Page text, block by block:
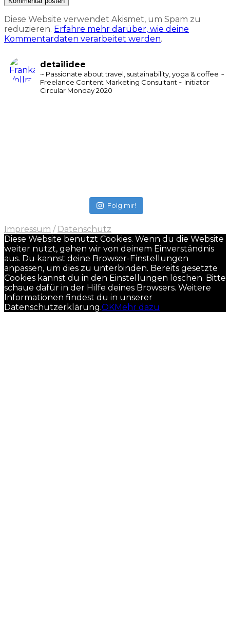
Diese Website verwendet Akismet, um Spam zu
reduzieren. Erfahre mehr darüber, wie deine
Kommentardaten verarbeitet werden.
detailidee
~ Passionate about travel, sustainability, yoga & coffee ~
Freelance Content Marketing Consultant ~ Initiator
Circular Monday 2020
Folg mir!
Impressum / Datenschutz
Diese Website benutzt Cookies. Wenn du die Website
weiter nutzt, gehen wir von deinem Einverständnis
aus. Du kannst deine Browser-Einstellungen
anpassen, um dies zu unterbinden. Bereits gesetzte
Cookies kannst du in den Einstellungen löschen. Bitte
schaue dafür in der Hilfe deines Browsers. Weitere
Informationen findest du in unserer
Datenschutzerklärung.OKMehr dazu